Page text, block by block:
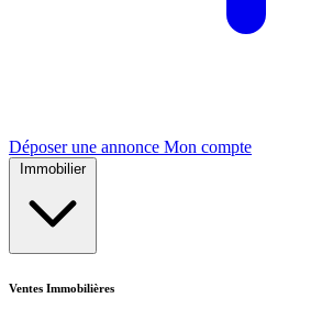
Déposer une annonce Mon compte
Immobilier
Ventes Immobilières